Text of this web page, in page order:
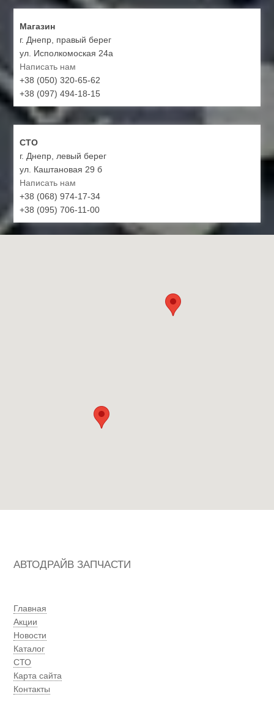
Магазин
г. Днепр, правый берег
ул. Исполкомоская 24а
Написать нам
+38 (050) 320-65-62
+38 (097) 494-18-15
СТО
г. Днепр, левый берег
ул. Каштановая 29 б
Написать нам
+38 (068) 974-17-34
+38 (095) 706-11-00
АВТОДРАЙВ ЗАПЧАСТИ
Главная
Акции
Новости
Каталог
СТО
Карта сайта
Контакты